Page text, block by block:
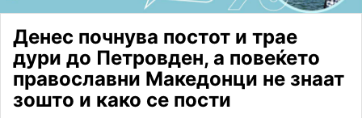
Денес почнува постот и трае
дури до Петровден, а повеќето
православни Македонци не знаат
зошто и како се пости